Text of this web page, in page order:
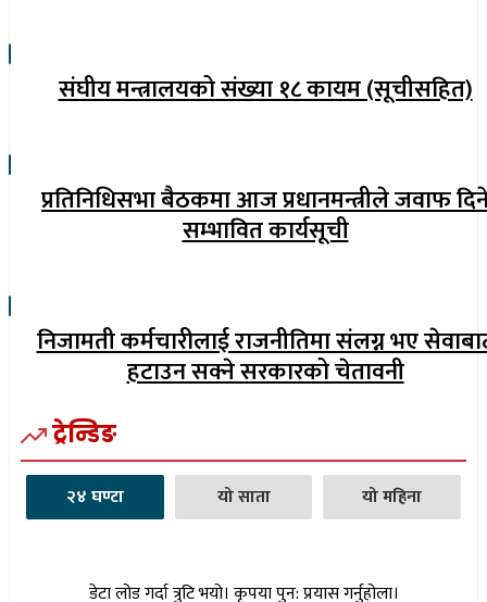
संघीय मन्त्रालयको संख्या १८ कायम (सूचीसहित)
प्रतिनिधिसभा बैठकमा आज प्रधानमन्त्रीले जवाफ
सम्भावित कार्यसूची
निजामती कर्मचारीलाई राजनीतिमा संलग्न भए
हटाउन सक्ने सरकारको चेतावनी
ट्रेन्डिङ
२४ घण्टा यो साता यो महिना
डेटा लोड गर्दा त्रुटि भयो। कृपया पुन: प्रयास गर्नुहोला।